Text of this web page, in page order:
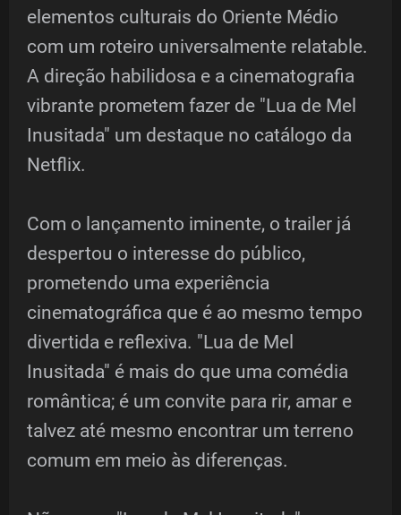
elementos culturais do Oriente Médio
com um roteiro universalmente relatable.
A direção habilidosa e a cinematografia
vibrante prometem fazer de "Lua de Mel
Inusitada" um destaque no catálogo da
Netflix.
Com o lançamento iminente, o trailer já
despertou o interesse do público,
prometendo uma experiência
cinematográfica que é ao mesmo tempo
divertida e reflexiva. "Lua de Mel
Inusitada" é mais do que uma comédia
romântica; é um convite para rir, amar e
talvez até mesmo encontrar um terreno
comum em meio às diferenças.